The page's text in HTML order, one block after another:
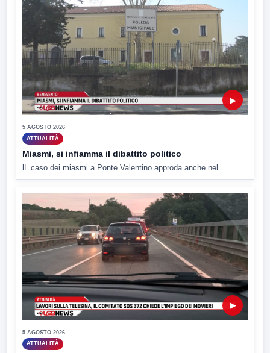
▶
5 AGOSTO 2026
ATTUALITÀ
Miasmi, si infiamma il dibattito politico
lL caso dei miasmi a Ponte Valentino approda anche nel...
▶
5 AGOSTO 2026
ATTUALITÀ